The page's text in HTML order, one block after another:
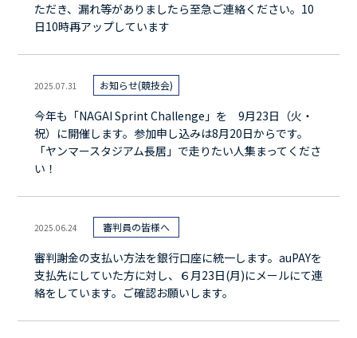
ただき、漏れ等がありましたら至急ご連絡ください。10
日10時再アップしています
2025.07.31 お知らせ(競技会)
今年も「NAGAI Sprint Challenge」を 9月23日（火・
祝）に開催します。参加申し込みは8月20日からです。
「ヤンマースタジアム長居」で走りたい人集まってくださ
い！
2025.06.24 審判員の皆様へ
審判謝金の支払い方法を銀行口座に統一します。auPAYを
支払先にしていた方に対し、６月23日(月)にメールにて連
絡をしています。ご確認お願いします。